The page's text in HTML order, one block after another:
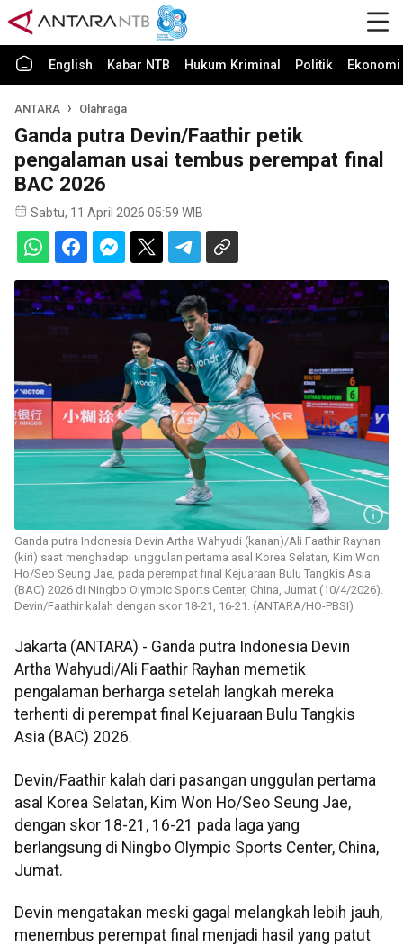
English Kabar NTB Hukum Kriminal Politik
ANTARA Olahraga
Ganda putra Devin/Faathir petik
pengalaman usai tembus perempat final
BAC 2026
Sabtu, 11 April 2026 05:59 WIB
Ganda putra Indonesia Devin Artha Wahyudi (kanan)/Ali Faathir Rayhan
(kiri) saat menghadapi unggulan pertama asal Korea Selatan, Kim Won
Ho/Seo Seung Jae, pada perempat final Kejuaraan Bulu Tangkis Asia
(BAC) 2026 di Ningbo Olympic Sports Center, China, Jumat (10/4/2026).
Devin/Faathir kalah dengan skor 18-21, 16-21. (ANTARA/HO-PBSI)
Jakarta (ANTARA) - Ganda putra Indonesia Devin
Artha Wahyudi/Ali Faathir Rayhan memetik
pengalaman berharga setelah langkah mereka
terhenti di perempat final Kejuaraan Bulu Tangkis
Asia (BAC) 2026.
Devin/Faathir kalah dari pasangan unggulan pertama
asal Korea Selatan, Kim Won Ho/Seo Seung Jae,
dengan skor 18-21, 16-21 pada laga yang
berlangsung di Ningbo Olympic Sports Center, China,
Jumat.
Devin mengatakan meski gagal melangkah lebih jauh,
menembus perempat final menjadi hasil yang patut